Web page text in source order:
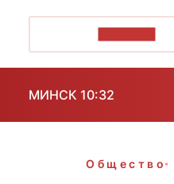
МИНСК 10:32
Общество